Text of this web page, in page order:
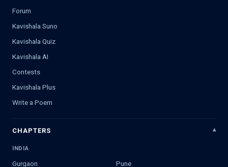
Forum
Kavishala Suno
Kavishala Quiz
Kavishala AI
Contests
Kavishala Plus
Write a Poem
CHAPTERS
INDIA
Gurgaon
Pune